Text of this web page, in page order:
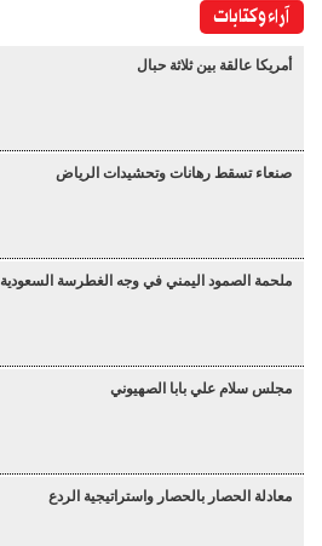
آراء وكتابات
أمريكا عالقة بين ثلاثة حبال
صنعاء تسقط رهانات وتحشيدات الرياض
ملحمة الصمود اليمني في وجه الغطرسة السعودية
مجلس سلام علي بابا الصهيوني
معادلة الحصار بالحصار واستراتيجية الردع